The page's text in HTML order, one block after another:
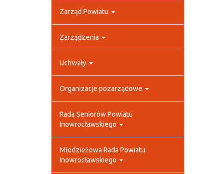
Zarząd Powiatu
Zarządzenia
Uchwały
Organizacje pozarządowe
Rada Seniorów Powiatu
Inowrocławskiego
Młodzieżowa Rada Powiatu
Inowrocławskiego